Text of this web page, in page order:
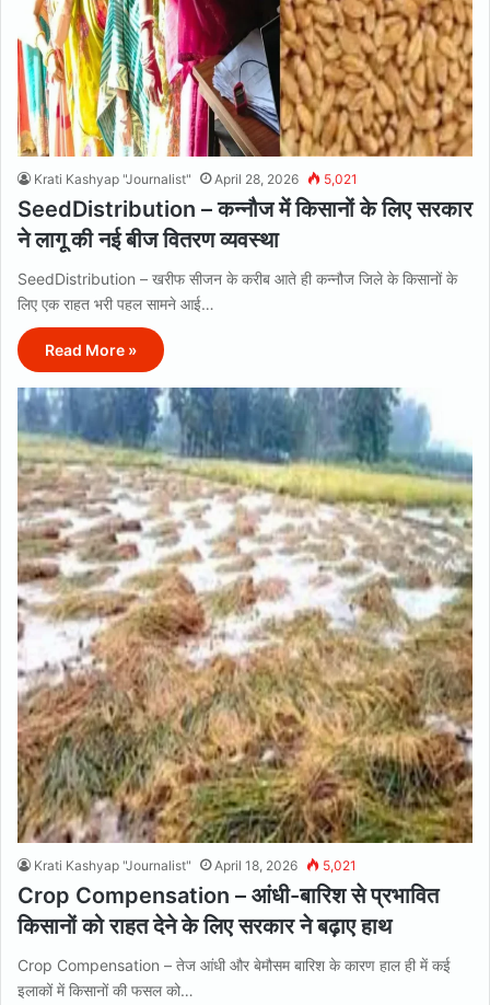
Krati Kashyap "Journalist" April 28, 2026 5,021
SeedDistribution – कन्नौज में किसानों के लिए सरकार
ने लागू की नई बीज वितरण व्यवस्था
SeedDistribution – खरीफ सीजन के करीब आते ही कन्नौज जिले के किसानों के
लिए एक राहत भरी पहल सामने आई…
Read More »
Krati Kashyap "Journalist" April 18, 2026 5,021
Crop Compensation – आंधी-बारिश से प्रभावित
किसानों को राहत देने के लिए सरकार ने बढ़ाए हाथ
Crop Compensation – तेज आंधी और बेमौसम बारिश के कारण हाल ही में कई
इलाकों में किसानों की फसल को…